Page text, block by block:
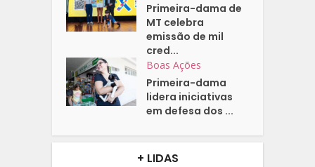
Primeira-dama de
MT celebra
emissão de mil
cred...
Boas Ações
Primeira-dama
lidera iniciativas
em defesa dos ...
+ LIDAS